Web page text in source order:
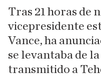
Tras 21 horas de
vicepresidente
Vance, ha
se levantaba de
transmitido a